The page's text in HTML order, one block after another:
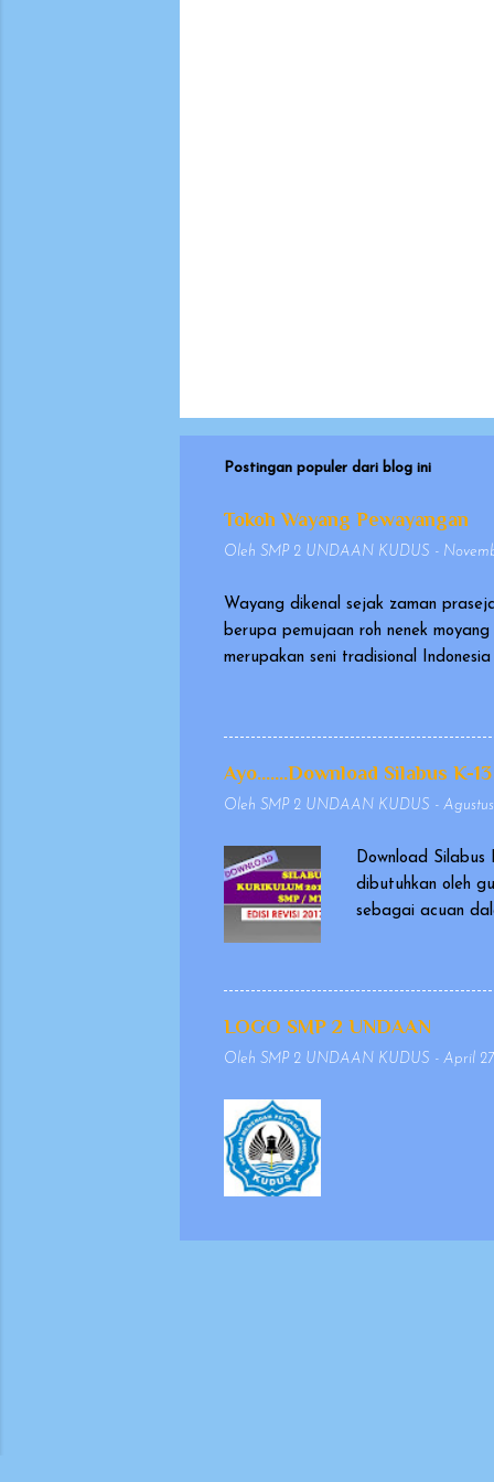
Postingan populer dari blog ini
Tokoh Wayang Pewayangan
Oleh SMP 2 UNDAAN KUDUS -
Wayang dikenal sejak zaman
berupa pemujaan roh nenek
merupakan seni tradisional
sangat berharga (Masterpiece of
memakai kostum, yang dikenal
Wayang yang dimainkan dalang ini
Ayo.......Download Silabus K-
Oleh SMP 2 UNDAAN KUDUS -
Download Silabus
dibutuhkan oleh
sebagai acuan
dikeluarkan pada
penulisan yang
agar
keselarasan
LOGO SMP 2 UNDAAN
Oleh SMP 2 UNDAAN KUDUS - April